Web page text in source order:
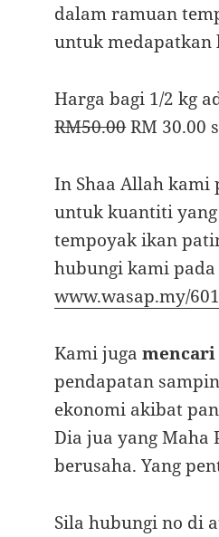
dalam ramuan
untuk medapatkan
Harga bagi 1/2 kg
RM50.00RM 30.00
In Shaa Allah kami
untuk kuantiti yang
tempoyak ikan
hubungi kami
www.wasap.my/
Kami juga
pendapatan
ekonomi akibat
Dia jua yang Maha
berusaha. Yang
Sila hubungi no di